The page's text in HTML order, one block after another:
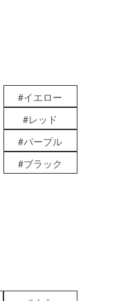
#イエロー
#レッド
#パープル
#ブラック